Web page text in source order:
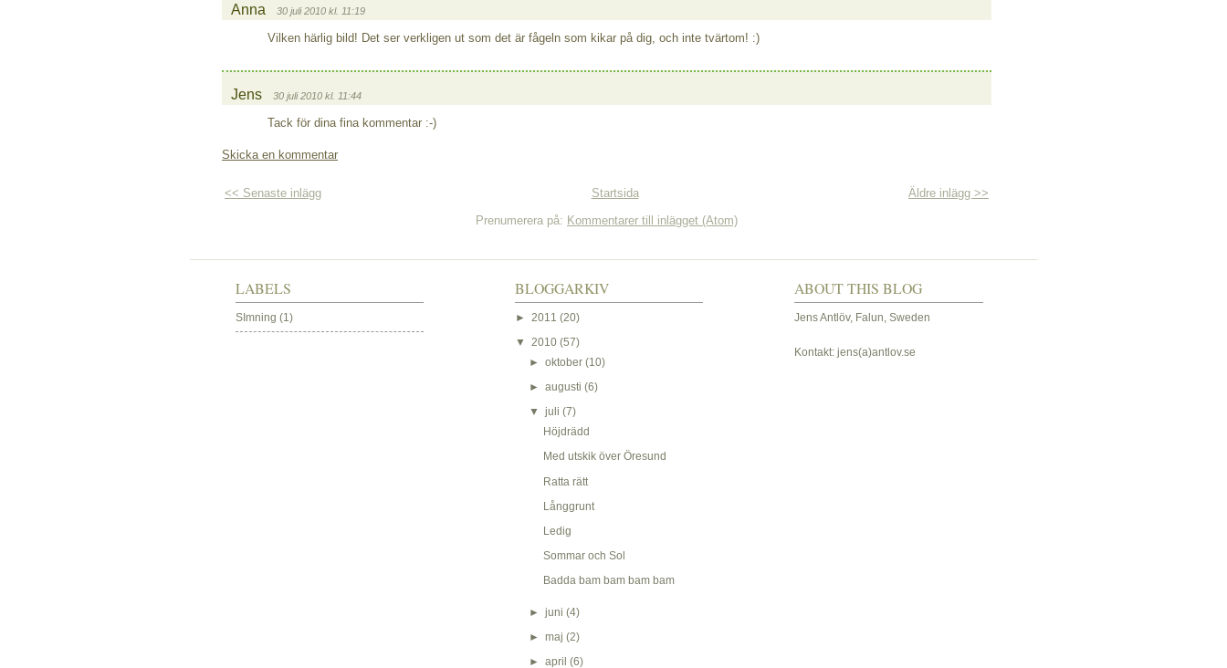
Anna 30 juli 2010 kl. 11:19
Vilken härlig bild! Det ser verkligen ut som det är fågeln som kikar på dig, och inte tvärtom! :)
Jens 30 juli 2010 kl. 11:44
Tack för dina fina kommentar :-)
Skicka en kommentar
<< Senaste inlägg Äldre inlägg >>
Startsida
Prenumerera på: Kommentarer till inlägget (Atom)
LABELS
SImning (1)
BLOGGARKIV
►2011(20)
▼2010(57)
►oktober(10)
►augusti(6)
▼juli(7)
Höjdrädd
Med utskik över Öresund
Ratta rätt
Långgrunt
Ledig
Sommar och Sol
Badda bam bam bam bam
►juni(4)
►maj(2)
►april(6)
ABOUT THIS BLOG
Jens Antlöv, Falun, Sweden
Kontakt: jens(a)antlov.se